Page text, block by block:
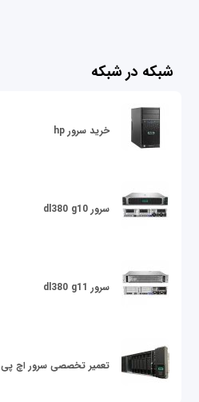
شبکه در شبکه
خرید سرور hp
سرور dl380 g10
سرور dl380 g11
تعمیر تخصصی سرور اچ پی